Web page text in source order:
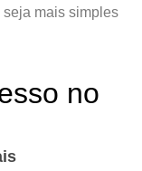
mais simples
no